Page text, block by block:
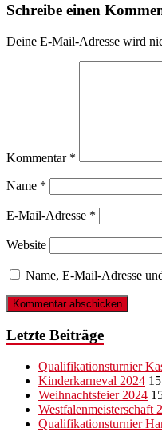
Schreibe einen
Deine E-Mail-Adresse wird
Kommentar *
Name *
E-Mail-Adresse *
Website
Name, E-Mail-Adresse
Letzte Beiträge
Qualifikationsturnier
Kinderkarneval 2024
Weihnachtsfeier 2024
Westfalenmeisterschaft
Qualifikationsturnier